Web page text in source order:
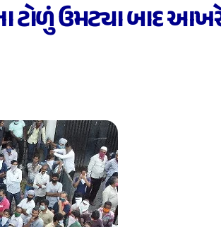
ટોળું ઉમટ્યા બાદ